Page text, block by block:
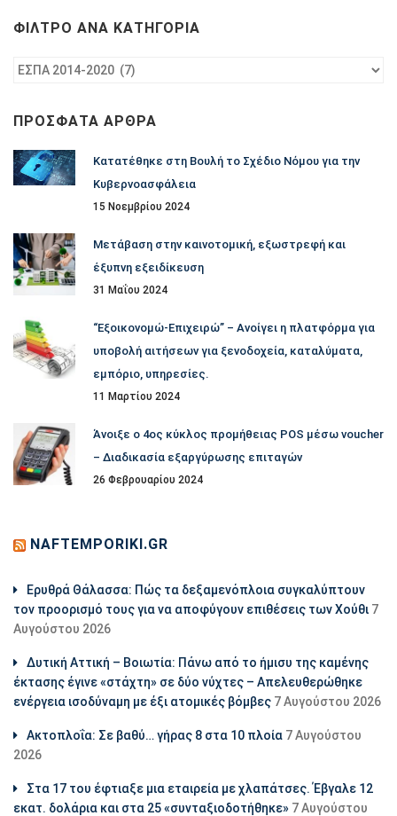
ΦΊΛΤΡΟ ΑΝΆ ΚΑΤΗΓΟΡΊΑ
Φίλτρο
ΠΡΌΣΦΑΤΑ ΆΡΘΡΑ
Κατατέθηκε στη Βουλή το Σχέδιο Νόμου για την
Κυβερνοασφάλεια
15 Νοεμβρίου 2024
Μετάβαση στην καινοτομική, εξωστρεφή και
έξυπνη εξειδίκευση
31 Μαΐου 2024
“Εξοικονομώ-Επιχειρώ” – Ανοίγει η πλατφόρμα για
υποβολή αιτήσεων για ξενοδοχεία, καταλύματα,
εμπόριο, υπηρεσίες.
11 Μαρτίου 2024
Άνοιξε ο 4ος κύκλος προμήθειας POS μέσω voucher
– Διαδικασία εξαργύρωσης επιταγών
26 Φεβρουαρίου 2024
NAFTEMPORIKI.GR
Ερυθρά Θάλασσα: Πώς τα δεξαμενόπλοια συγκαλύπτουν
τον προορισμό τους για να αποφύγουν επιθέσεις των Χούθι 7
Αυγούστου 2026
Δυτική Αττική – Βοιωτία: Πάνω από το ήμισυ της καμένης
έκτασης έγινε «στάχτη» σε δύο νύχτες – Απελευθερώθηκε
ενέργεια ισοδύναμη με έξι ατομικές βόμβες 7 Αυγούστου 2026
Ακτοπλοΐα: Σε βαθύ… γήρας 8 στα 10 πλοία 7 Αυγούστου
2026
Στα 17 του έφτιαξε μια εταιρεία με χλαπάτσες. Έβγαλε 12
εκατ. δολάρια και στα 25 «συνταξιοδοτήθηκε» 7 Αυγούστου